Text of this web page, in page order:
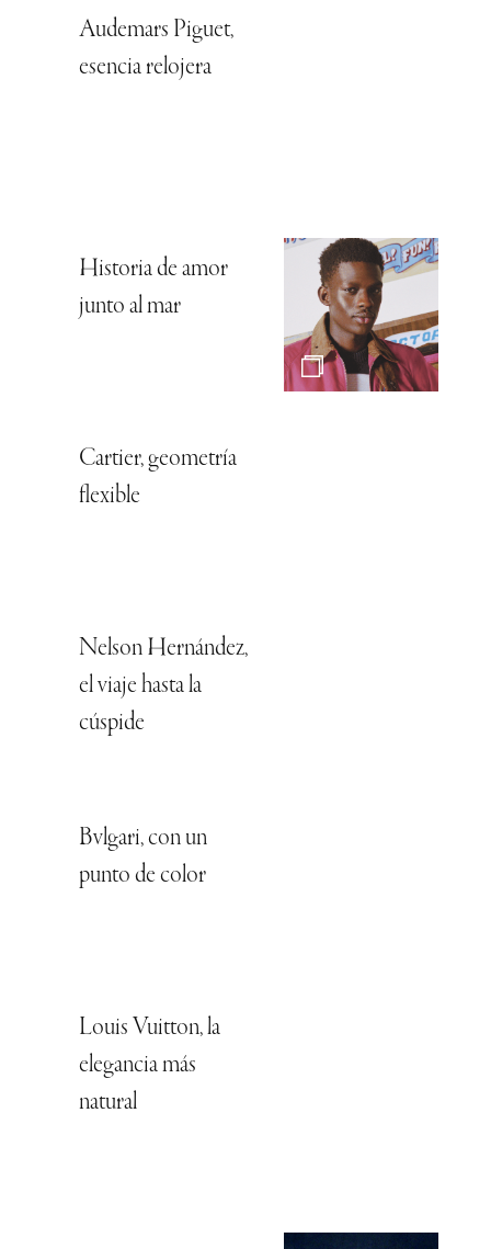
Audemars Piguet,
esencia relojera
Historia de amor
junto al mar
Cartier, geometría
flexible
Nelson Hernández,
el viaje hasta la
cúspide
Bvlgari, con un
punto de color
Louis Vuitton, la
elegancia más
natural